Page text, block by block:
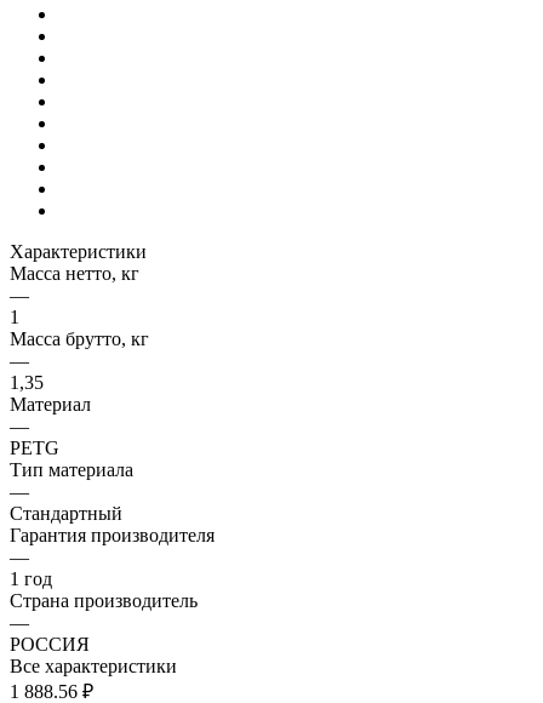
Характеристики
Масса нетто, кг
—
1
Масса брутто, кг
—
1,35
Материал
—
PETG
Тип материала
—
Стандартный
Гарантия производителя
—
1 год
Страна производитель
—
РОССИЯ
Все характеристики
1 888.56 ₽